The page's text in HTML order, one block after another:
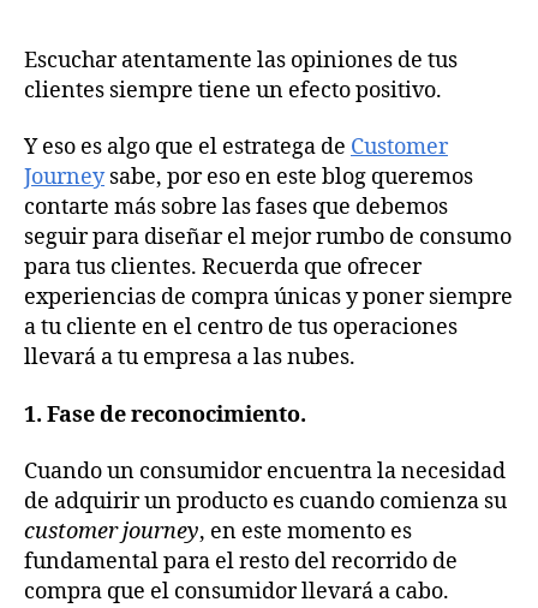
Escuchar atentamente las opiniones de tus
clientes siempre tiene un efecto positivo.
Y eso es algo que el estratega de Customer
Journeysabe, por eso en este blog queremos
contarte más sobre las fases que debemos
seguir para diseñar el mejor rumbo de consumo
para tus clientes. Recuerda que ofrecer
experiencias de compra únicas y poner siempre
a tu cliente en el centro de tus operaciones
llevará a tu empresa a las nubes.
1. Fase de reconocimiento.
Cuando un consumidor encuentra la necesidad
de adquirir un producto es cuando comienza su
customer journey, en este momento es
fundamental para el resto del recorrido de
compra que el consumidor llevará a cabo.